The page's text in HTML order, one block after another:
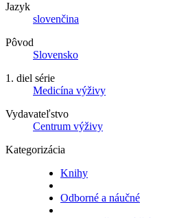
Jazyk
slovenčina
Pôvod
Slovensko
1. diel série
Medicína výživy
Vydavateľstvo
Centrum výživy
Kategorizácia
Knihy
Odborné a náučné